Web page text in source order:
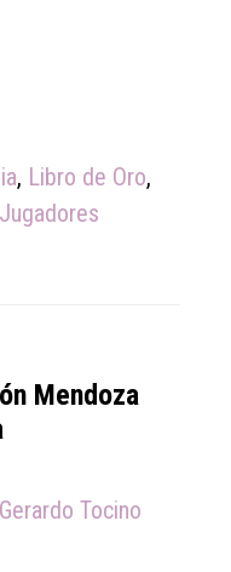
, Libro de Oro,
Mendoza
Gerardo Tocino